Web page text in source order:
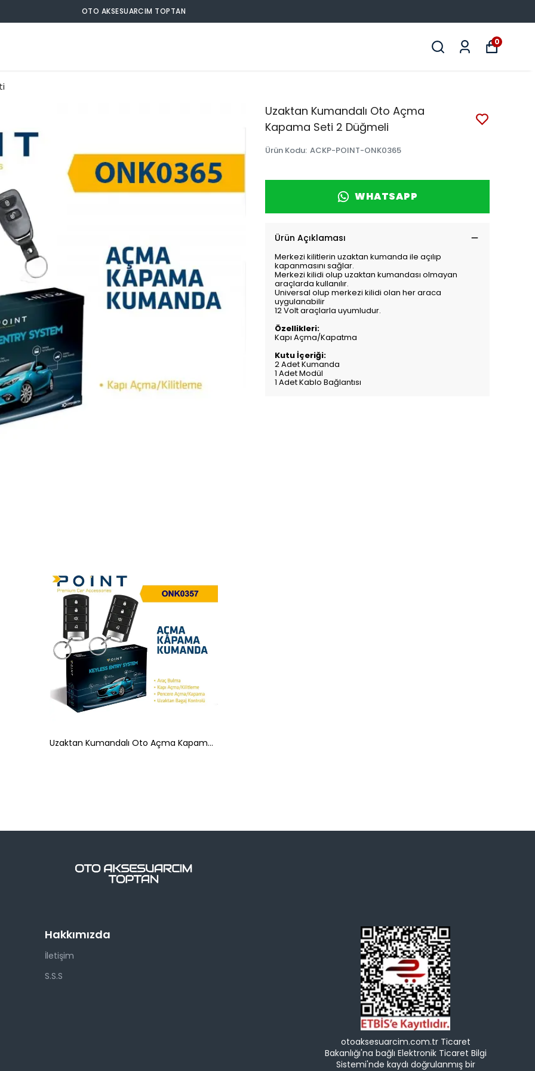
OTO AKSESUARCIM TOPTAN
0
Uzaktan Kumandalı Oto Açma
Kapama Seti 2 Düğmeli
Ürün Kodu: ACKP-POINT-ONK0365
WHATSAPP
Ürün Açıklaması
Merkezi kilitlerin uzaktan kumanda ile açılıp
kapanmasını sağlar.
Merkezi kilidi olup uzaktan kumandası olmayan
araçlarda kullanılır.
Universal olup merkezi kilidi olan her araca
uygulanabilir
12 Volt araçlarla uyumludur.
Özellikleri:
Kapı Açma/Kapatma
Kutu İçeriği:
2 Adet Kumanda
1 Adet Modül
1 Adet Kablo Bağlantısı
Uzaktan Kumandalı Oto Açma Kapama Seti 4 Düğmeli Anahtar
Hakkımızda
İletişim
S.S.S
otoaksesuarcim.com.tr Ticaret
Bakanlığı'na bağlı Elektronik Ticaret Bilgi
Sistemi'nde kaydı doğrulanmış bir